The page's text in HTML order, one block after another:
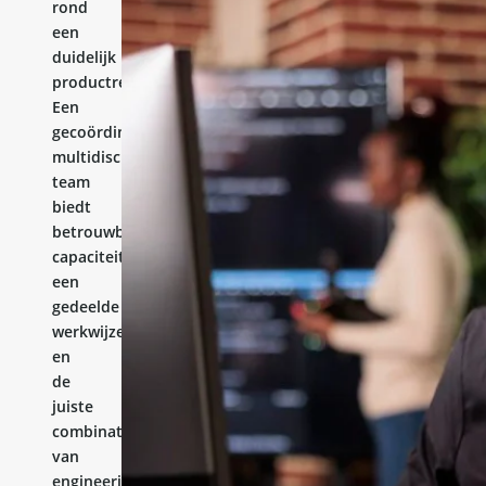
rond
een
duidelijk
productresultaat.
Een
gecoördineerd
multidisciplinair
team
biedt
betrouwbare
capaciteit,
een
gedeelde
werkwijze
en
de
juiste
combinatie
van
engineeringervaring.